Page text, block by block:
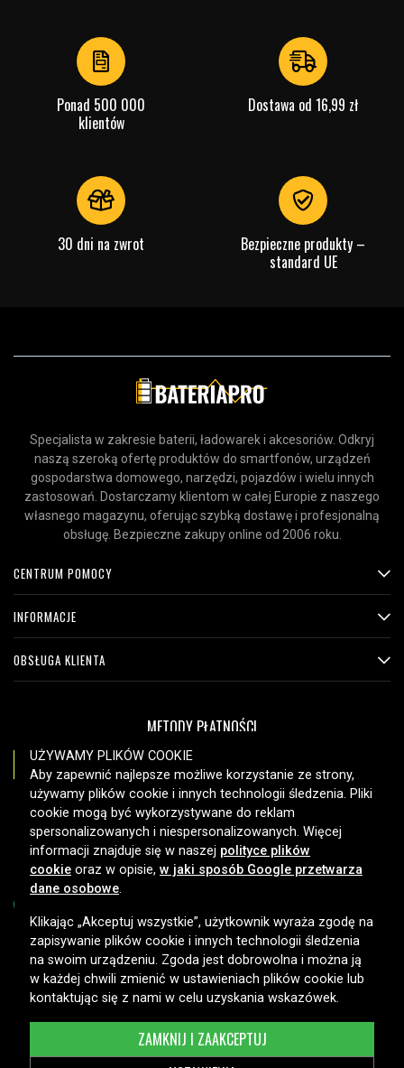
Ponad 500 000
klientów
Dostawa od 16,99 zł
30 dni na zwrot
Bezpieczne produkty –
standard UE
Specjalista w zakresie baterii, ładowarek i akcesoriów. Odkryj
naszą szeroką ofertę produktów do smartfonów, urządzeń
gospodarstwa domowego, narzędzi, pojazdów i wielu innych
zastosowań. Dostarczamy klientom w całej Europie z naszego
własnego magazynu, oferując szybką dostawę i profesjonalną
obsługę. Bezpieczne zakupy online od 2006 roku.
CENTRUM POMOCY
INFORMACJE
OBSŁUGA KLIENTA
METODY PŁATNOŚCI
OPCJE DOSTAWY
Copyright © 2026, Spares Nordic AB
UŻYWAMY PLIKÓW COOKIE
Aby zapewnić najlepsze możliwe korzystanie ze strony,
używamy plików cookie i innych technologii śledzenia. Pliki
cookie mogą być wykorzystywane do reklam
spersonalizowanych i niespersonalizowanych. Więcej
informacji znajduje się w naszej polityce plików
cookie oraz w opisie, w jaki sposób Google przetwarza
dane osobowe.
Klikając „Akceptuj wszystkie”, użytkownik wyraża zgodę na
zapisywanie plików cookie i innych technologii śledzenia
na swoim urządzeniu. Zgoda jest dobrowolna i można ją
w każdej chwili zmienić w ustawieniach plików cookie lub
kontaktując się z nami w celu uzyskania wskazówek.
ZAMKNIJ I ZAAKCEPTUJ